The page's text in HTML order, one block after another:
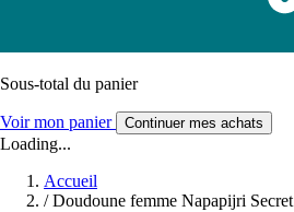
Sous-total du panier
Voir mon panier Continuer mes achats
Loading...
Accueil
/ Doudoune femme Napapijri Secret